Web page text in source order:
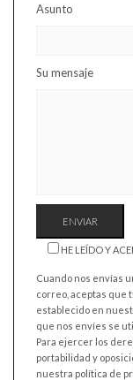
Asunto
Su mensaje
HE LEÍDO Y
Cuando nos envías
correo, aceptas que
establecido en
que nos envíes se
Para ejercer los
portabilidad y
nuestra política de